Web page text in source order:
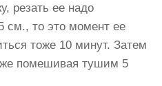
резать ее надо
см., то это момент ее
тоже 10 минут. Затем
помешивая тушим 5